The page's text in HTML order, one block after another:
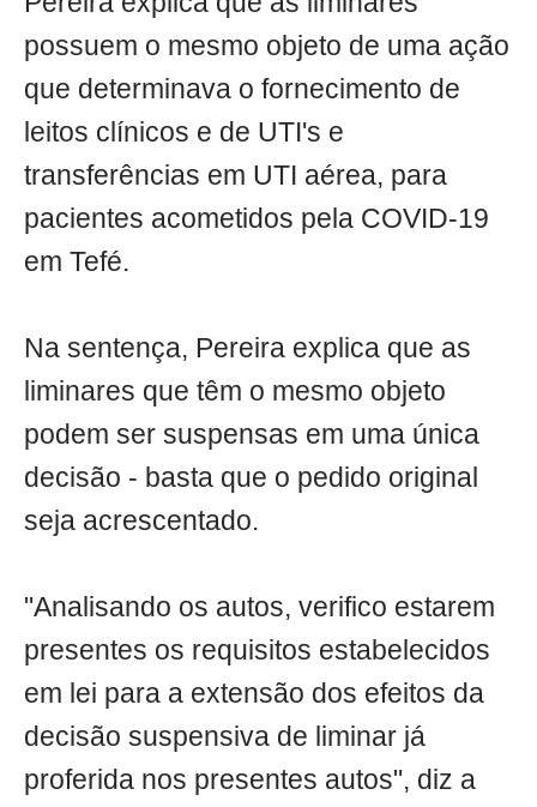
possuem o mesmo objeto de uma ação
que determinava o fornecimento de
leitos clínicos e de UTI's e
transferências em UTI aérea, para
pacientes acometidos pela COVID-19
em Tefé.
Na sentença, Pereira explica que as
liminares que têm o mesmo objeto
podem ser suspensas em uma única
decisão - basta que o pedido original
seja acrescentado.
"Analisando os autos, verifico estarem
presentes os requisitos estabelecidos
em lei para a extensão dos efeitos da
decisão suspensiva de liminar já
proferida nos presentes autos", diz a